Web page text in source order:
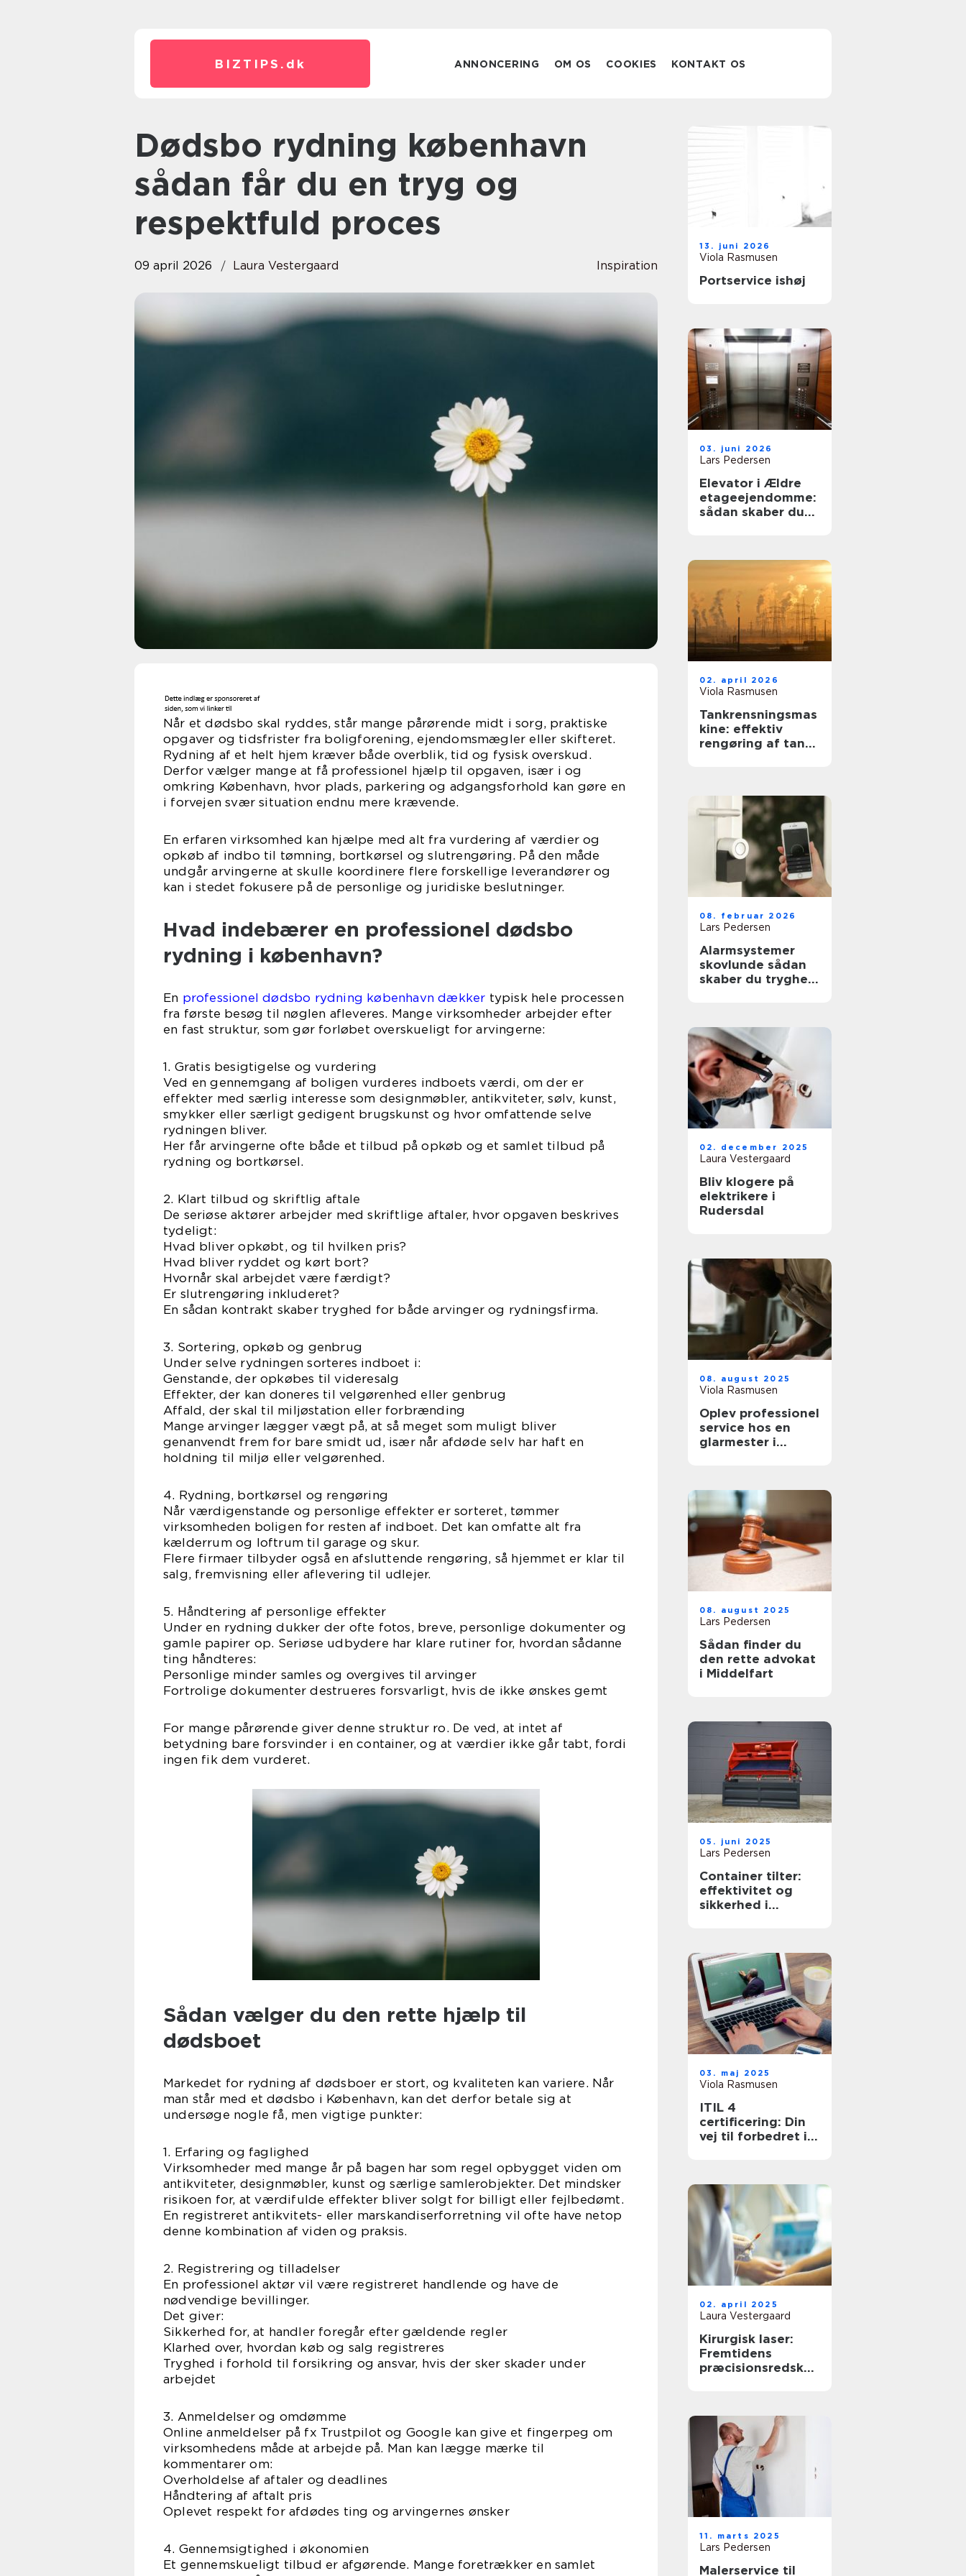
BIZTIPS. dk ANNONCERING OM OS COOKIES KONTAKT OS
Dødsbo rydning københavn
sådan får du en tryg og
respektfuld proces
09 april 2026 Laura Vestergaard Inspiration
Når et dødsbo skal ryddes, står mange pårørende midt i sorg, praktiske
opgaver og tidsfrister fra boligforening, ejendomsmægler eller skifteret.
Rydning af et helt hjem kræver både overblik, tid og fysisk overskud.
Derfor vælger mange at få professionel hjælp til opgaven, især i og
omkring København, hvor plads, parkering og adgangsforhold kan gøre en
i forvejen svær situation endnu mere krævende.
En erfaren virksomhed kan hjælpe med alt fra vurdering af værdier og
opkøb af indbo til tømning, bortkørsel og slutrengøring. På den måde
undgår arvingerne at skulle koordinere flere forskellige leverandører og
kan i stedet fokusere på de personlige og juridiske beslutninger.
Hvad indebærer en professionel dødsbo
rydning i københavn?
En professionel dødsbo rydning københavn dækker typisk hele processen
fra første besøg til nøglen afleveres. Mange virksomheder arbejder efter
en fast struktur, som gør forløbet overskueligt for arvingerne:
1. Gratis besigtigelse og vurdering
Ved en gennemgang af boligen vurderes indboets værdi, om der er
effekter med særlig interesse som designmøbler, antikviteter, sølv, kunst,
smykker eller særligt gedigent brugskunst og hvor omfattende selve
rydningen bliver.
Her får arvingerne ofte både et tilbud på opkøb og et samlet tilbud på
rydning og bortkørsel.
2. Klart tilbud og skriftlig aftale
De seriøse aktører arbejder med skriftlige aftaler, hvor opgaven beskrives
tydeligt:
Hvad bliver opkøbt, og til hvilken pris?
Hvad bliver ryddet og kørt bort?
Hvornår skal arbejdet være færdigt?
Er slutrengøring inkluderet?
En sådan kontrakt skaber tryghed for både arvinger og rydningsfirma.
3. Sortering, opkøb og genbrug
Under selve rydningen sorteres indboet i:
Genstande, der opkøbes til videresalg
Effekter, der kan doneres til velgørenhed eller genbrug
Affald, der skal til miljøstation eller forbrænding
Mange arvinger lægger vægt på, at så meget som muligt bliver
genanvendt frem for bare smidt ud, især når afdøde selv har haft en
holdning til miljø eller velgørenhed.
4. Rydning, bortkørsel og rengøring
Når værdigenstande og personlige effekter er sorteret, tømmer
virksomheden boligen for resten af indboet. Det kan omfatte alt fra
kælderrum og loftrum til garage og skur.
Flere firmaer tilbyder også en afsluttende rengøring, så hjemmet er klar til
salg, fremvisning eller aflevering til udlejer.
5. Håndtering af personlige effekter
Under en rydning dukker der ofte fotos, breve, personlige dokumenter og
gamle papirer op. Seriøse udbydere har klare rutiner for, hvordan sådanne
ting håndteres:
Personlige minder samles og overgives til arvinger
Fortrolige dokumenter destrueres forsvarligt, hvis de ikke ønskes gemt
For mange pårørende giver denne struktur ro. De ved, at intet af
betydning bare forsvinder i en container, og at værdier ikke går tabt, fordi
ingen fik dem vurderet.
Sådan vælger du den rette hjælp til
dødsboet
Markedet for rydning af dødsboer er stort, og kvaliteten kan variere. Når
man står med et dødsbo i København, kan det derfor betale sig at
undersøge nogle få, men vigtige punkter:
1. Erfaring og faglighed
Virksomheder med mange år på bagen har som regel opbygget viden om
antikviteter, designmøbler, kunst og særlige samlerobjekter. Det mindsker
risikoen for, at værdifulde effekter bliver solgt for billigt eller fejlbedømt.
En registreret antikvitets- eller marskandiserforretning vil ofte have netop
denne kombination af viden og praksis.
2. Registrering og tilladelser
En professionel aktør vil være registreret handlende og have de
nødvendige bevillinger.
Det giver:
Sikkerhed for, at handler foregår efter gældende regler
Klarhed over, hvordan køb og salg registreres
Tryghed i forhold til forsikring og ansvar, hvis der sker skader under
arbejdet
3. Anmeldelser og omdømme
Online anmeldelser på fx Trustpilot og Google kan give et fingerpeg om
virksomhedens måde at arbejde på. Man kan lægge mærke til
kommentarer om:
Overholdelse af aftaler og deadlines
Håndtering af aftalt pris
Oplevet respekt for afdødes ting og arvingernes ønsker
4. Gennemsigtighed i økonomien
Et gennemskueligt tilbud er afgørende. Mange foretrækker en samlet
13. juni 2026
Viola Rasmusen
Portservice ishøj
03. juni 2026
Lars Pedersen
Elevator i Ældre
etageejendomme:
sådan skaber du
02. april 2026
Viola Rasmusen
Tankrensningsmas
kine: effektiv
rengøring af tanke
08. februar 2026
Lars Pedersen
Alarmsystemer
skovlunde sådan
skaber du tryghed
02. december 2025
Laura Vestergaard
Bliv klogere på
elektrikere i
Rudersdal
08. august 2025
Viola Rasmusen
Oplev professionel
service hos en
glarmester i
08. august 2025
Lars Pedersen
Sådan finder du
den rette advokat
i Middelfart
05. juni 2025
Lars Pedersen
Container tilter:
effektivitet og
sikkerhed i
03. maj 2025
Viola Rasmusen
ITIL 4
certificering: Din
vej til forbedret it-
02. april 2025
Laura Vestergaard
Kirurgisk laser:
Fremtidens
præcisionsredskab
11. marts 2025
Lars Pedersen
Malerservice til